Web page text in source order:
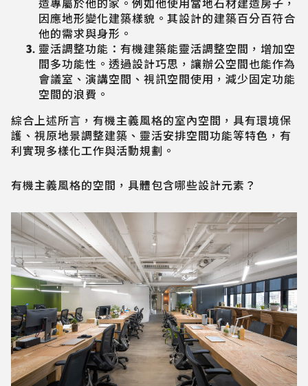
造專屬於他的家。例如他使用當地石材建造房子，
因應地形變化建築樣貌。其設計的建築百分百符合
他的需求與身形。
靈活調整功能：有機建築能靈活調整空間，增加空
間多功能性。透過設計巧思，讓辦公空間也能作為
會議室、演講空間、視訊空間使用，減少固定功能
空間的浪費。
綜合上述所言，有機主義風格的室內空間，具有環境保
護、視原地景調整建築、靈活安排空間功能等特色，有
利實現多樣化工作與活動規劃。
有機主義風格的空間，具體包含哪些設計元素？